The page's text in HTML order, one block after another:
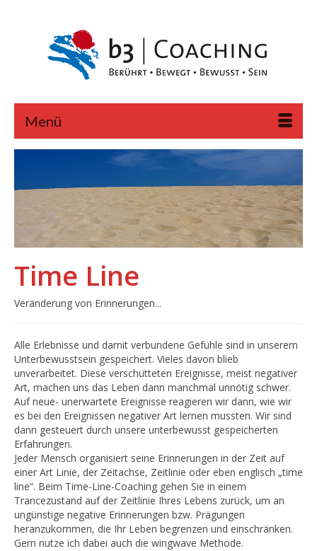
Menü
Time Line
Veränderung von Erinnerungen...
Alle Erlebnisse und damit verbundene Gefühle sind in unserem
Unterbewusstsein gespeichert. Vieles davon blieb
unverarbeitet. Diese verschütteten Ereignisse, meist negativer
Art, machen uns das Leben dann manchmal unnötig schwer.
Auf neue- unerwartete Ereignisse reagieren wir dann, wie wir
es bei den Ereignissen negativer Art lernen mussten. Wir sind
dann gesteuert durch unsere unterbewusst gespeicherten
Erfahrungen.
Jeder Mensch organisiert seine Erinnerungen in der Zeit auf
einer Art Linie, der Zeitachse, Zeitlinie oder eben englisch „time
line“. Beim Time-Line-Coaching gehen Sie in einem
Trancezustand auf der Zeitlinie Ihres Lebens zurück, um an
ungünstige negative Erinnerungen bzw. Prägungen
heranzukommen, die Ihr Leben begrenzen und einschränken.
Gern nutze ich dabei auch die wingwave Methode.